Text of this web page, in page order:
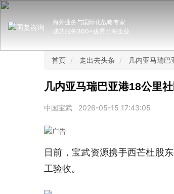
海外业务与国际化战略专家
成功服务300+优秀出海企业
首页 走出去头条 几内亚马瑞
几内亚马瑞巴亚港18公里
中国宝武 2026-05-15 17:43:05
日前，宝武资源携手西芒杜股
工验收。